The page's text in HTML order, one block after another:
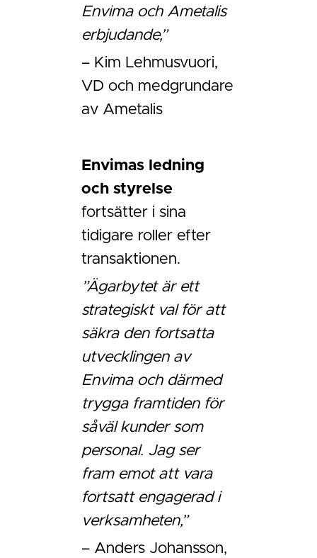
Envima och Ametalis
erbjudande,”
– Kim Lehmusvuori,
VD och medgrundare
av Ametalis
Envimas ledning
och styrelse
fortsätter i sina
tidigare roller efter
transaktionen.
”Ägarbytet är ett
strategiskt val för att
säkra den fortsatta
utvecklingen av
Envima och därmed
trygga framtiden för
såväl kunder som
personal. Jag ser
fram emot att vara
fortsatt engagerad i
verksamheten,”
– Anders Johansson,